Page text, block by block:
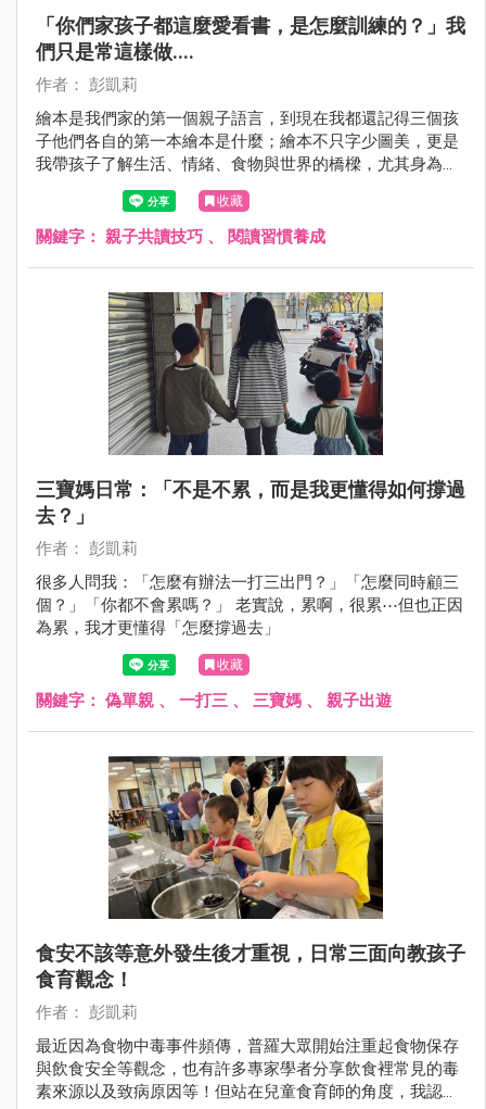
「你們家孩子都這麼愛看書，是怎麼訓練的？」我
們只是常這樣做....
作者： 彭凱莉
繪本是我們家的第一個親子語言，到現在我都還記得三個孩
子他們各自的第一本繪本是什麼；繪本不只字少圖美，更是
我帶孩子了解生活、情緒、食物與世界的橋樑，尤其身為食
育講師，我也經常用繪本打開孩子的好奇心
收藏
關鍵字： 親子共讀技巧 、 閱讀習慣養成
三寶媽日常：「不是不累，而是我更懂得如何撐過
去？」
作者： 彭凱莉
很多人問我：「怎麼有辦法一打三出門？」「怎麼同時顧三
個？」「你都不會累嗎？」 老實說，累啊，很累⋯但也正因
為累，我才更懂得「怎麼撐過去」
收藏
關鍵字： 偽單親 、 一打三 、 三寶媽 、 親子出遊
食安不該等意外發生後才重視，日常三面向教孩子
食育觀念！
作者： 彭凱莉
最近因為食物中毒事件頻傳，普羅大眾開始注重起食物保存
與飲食安全等觀念，也有許多專家學者分享飲食裡常見的毒
素來源以及致病原因等！但站在兒童食育師的角度，我認為